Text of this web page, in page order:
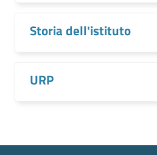
Storia dell'istituto
URP